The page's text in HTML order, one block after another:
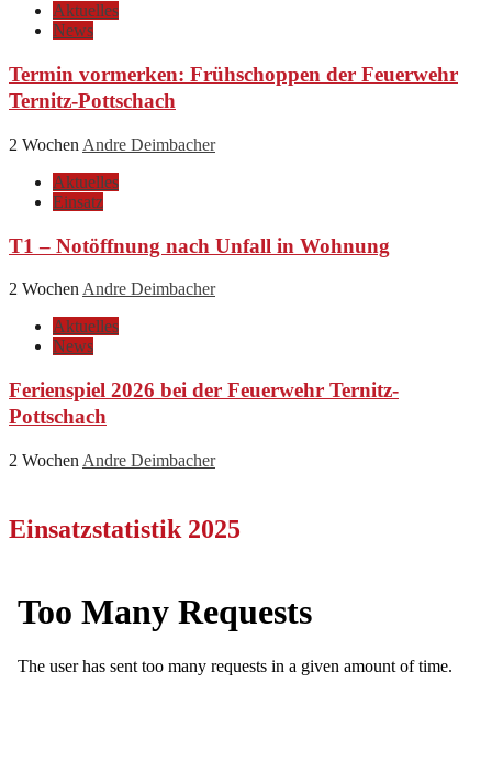
Aktuelles
News
Termin vormerken: Frühschoppen der Feuerwehr
Ternitz-Pottschach
2 Wochen Andre Deimbacher
Aktuelles
Einsatz
T1 – Notöffnung nach Unfall in Wohnung
2 Wochen Andre Deimbacher
Aktuelles
News
Ferienspiel 2026 bei der Feuerwehr Ternitz-
Pottschach
2 Wochen Andre Deimbacher
Einsatzstatistik 2025